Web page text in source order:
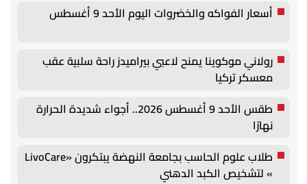
أسعار الفواكه والخضروات اليوم الأحد 9 أغسطس
رولاني موكوينا يمنح لاعبي بيراميدز راحة سلبية عقب
معسكر تركيا
طقس الأحد 9 أغسطس 2026.. أجواء شديدة الحرارة
نهارًا
طلاب علوم الحاسب بجامعة النهضة يبتكرون «LivoCare
» لتشخيص الكبد الدهني